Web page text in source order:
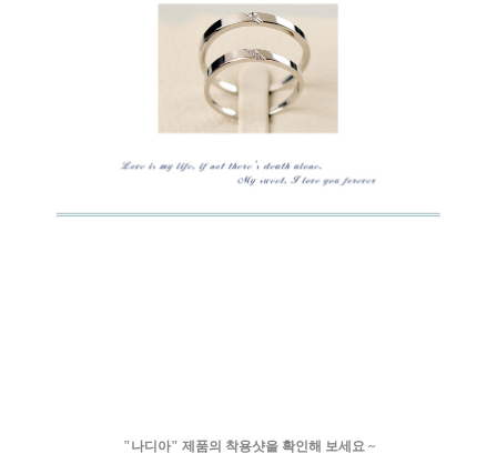
"나디아" 제품의 착용샷을 확인해 보세요 ~